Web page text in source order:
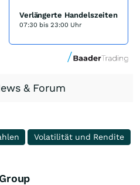
Verlängerte Handelszeiten
07:30 bis 23:00 Uhr
& Forum
Volatilität und Rendite